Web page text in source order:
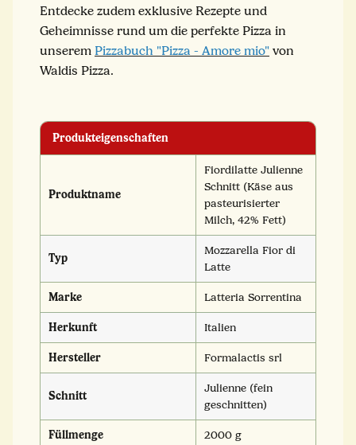
Entdecke zudem exklusive Rezepte und
Geheimnisse rund um die perfekte Pizza in
unserem Pizzabuch "Pizza - Amore mio" von
Waldis Pizza.
Produkteigenschaften
Produktname
Fiordilatte Julienne
Schnitt (Käse aus
pasteurisierter
Milch, 42% Fett)
Typ
Mozzarella Fior di
Latte
Marke Latteria Sorrentina
Herkunft Italien
Hersteller Formalactis srl
Schnitt
Julienne (fein
geschnitten)
Füllmenge 2000 g